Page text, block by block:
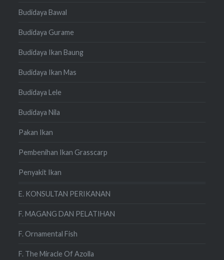
Budidaya Bawal
Budidaya Gurame
Budidaya Ikan Baung
Budidaya Ikan Mas
Budidaya Lele
Budidaya Nila
Pakan Ikan
Pembenihan Ikan Grasscarp
Penyakit Ikan
E. KONSULTAN PERIKANAN
F. MAGANG DAN PELATIHAN
F. Ornamental Fish
F. The Miracle Of Azolla